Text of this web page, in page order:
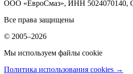
ООО «ЕвроСмаз», ИНН 5024070140,
Все права защищены
© 2005–2026
Мы используем файлы cookie
Политика использования cookies →